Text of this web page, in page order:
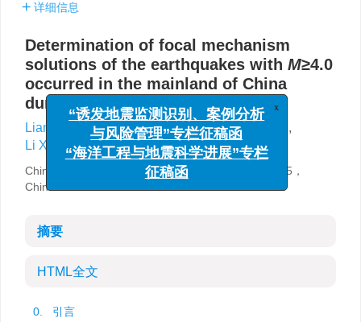
详细信息
Determination of focal mechanism
solutions of the earthquakes with M≥4.0
occurred in the mainland of China
during March to June 2024
Liang Shanshan , , Zou Liye, Liu Yanqiong ,
Li Xumao, Ren Xiao
China Earthquake Networks Center，Beijing 100045，
China
摘要
HTML全文
0. 引言
“诱发地震监测识别、案例分析
与风险管理”专栏征稿函
“海洋工程与地震科学进展”专栏
征稿函